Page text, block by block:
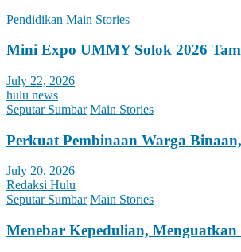
Pendidikan Main Stories
Mini Expo UMMY Solok 2026
July 22, 2026
hulu news
Seputar Sumbar Main Stories
Perkuat Pembinaan Warga
July 20, 2026
Redaksi Hulu
Seputar Sumbar Main Stories
Menebar Kepedulian,